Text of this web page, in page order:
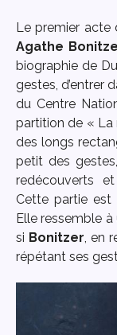
Le premier acte
Agathe
biographie de
gestes, d’entrer
du Centre
partition de « La
des longs
petit des
redécouverts
Cette partie est
Elle ressemble
si Bonitzer , en
répétant ses